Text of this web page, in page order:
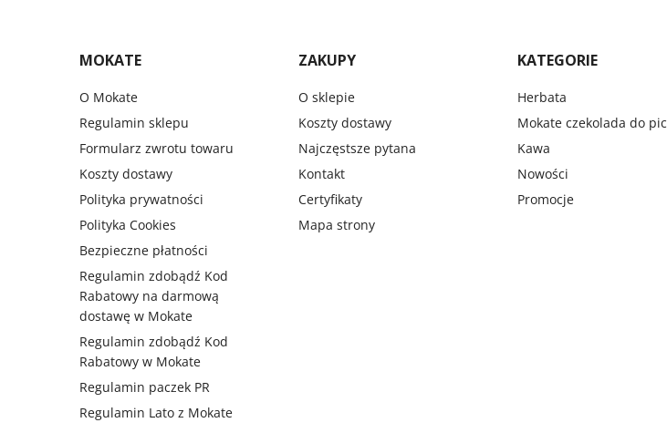
MOKATE
O Mokate
Regulamin sklepu
Formularz zwrotu towaru
Koszty dostawy
Polityka prywatności
Polityka Cookies
Bezpieczne płatności
Regulamin zdobądź Kod
Rabatowy na darmową
dostawę w Mokate
Regulamin zdobądź Kod
Rabatowy w Mokate
Regulamin paczek PR
Regulamin Lato z Mokate
ZAKUPY
O sklepie
Koszty dostawy
Najczęstsze pytana
Kontakt
Certyfikaty
Mapa strony
KATEGORIE
Herbata
Mokate czekolada do
Kawa
Nowości
Promocje